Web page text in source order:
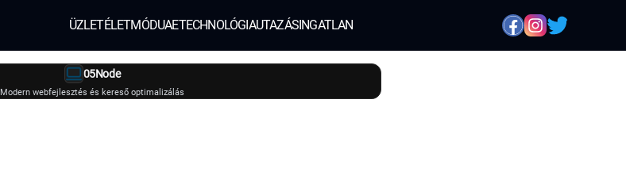
ÜZLETÉLETMÓDUAETECHNOLÓGIAUTAZÁSINGATLAN
05Node
Modern webfejlesztés és kereső optimalizálás